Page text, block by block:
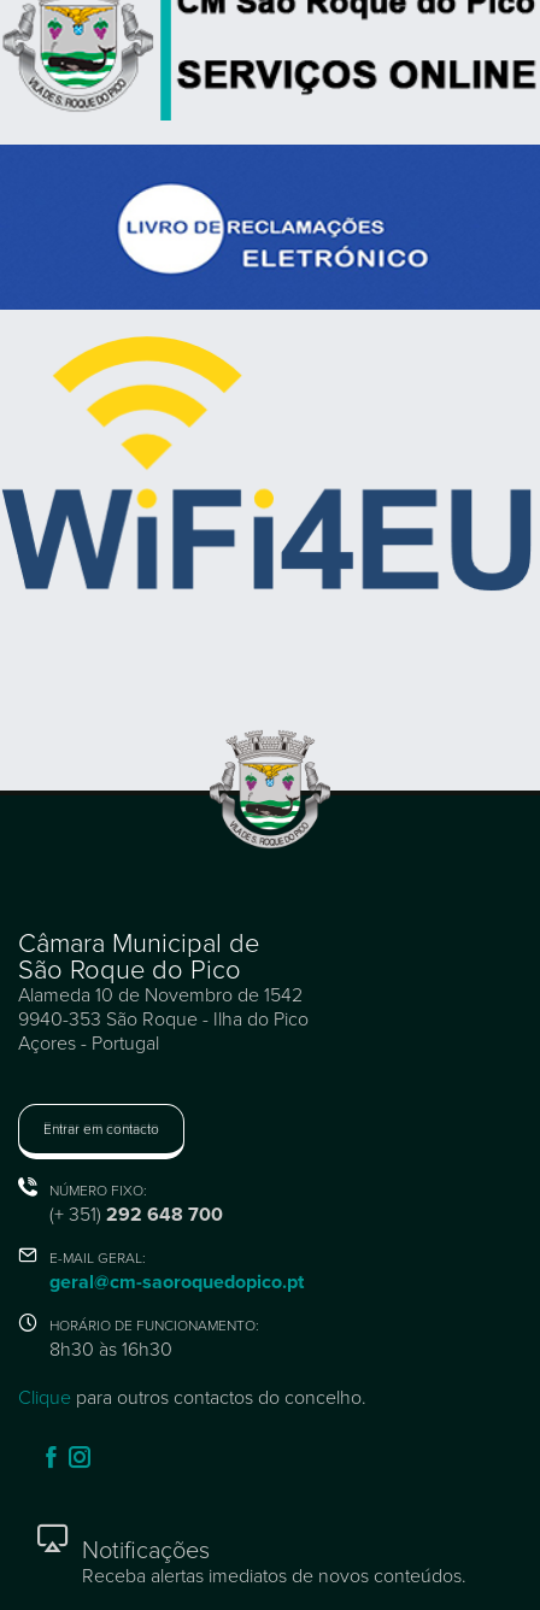
Câmara Municipal de
São Roque do Pico
Alameda 10 de Novembro de 1542
9940-353 São Roque - Ilha do Pico
Açores - Portugal
Entrar em contacto
NÚMERO FIXO:
(+ 351) 292 648 700
E-MAIL GERAL:
geral@cm-saoroquedopico.pt
HORÁRIO DE FUNCIONAMENTO:
8h30 às 16h30
Clique para outros contactos do concelho.
Notificações
Receba alertas imediatos de novos conteúdos.